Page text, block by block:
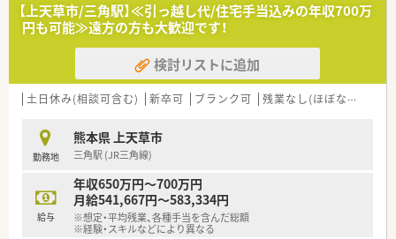
【法人特徴について】
■創業100年以上の歴史を持つ大手の医薬品商社が運営母体と
なっているため安定した経営基盤を誇ります。
■現在は複数の店舗を経営しており今後もさらなる店舗展開を
予定している成長著しい薬局グループです。
■社員一人ひとりの働きやすさを最優先に考慮しながらこれか
【こんな取り組みをしています】
■地域の方々の健康を支えるため個人宅への在宅訪問を複数件
担当するなど在宅医療に力を入れています。
■母体である大手の医薬品商社が開発したオリジナル製品の紹
介や店頭でのOTC販売を積極的に行っています。
■スタッフの知識向上を目的とした勉強会を定期的に開催して
【上天草市/三角駅】≪引っ越し代/住宅手当込みの年収700万
円も可能≫遠方の方も大歓迎です！
検討リストに追加
土日休み(相談可含む) 新卒可 ブランク可 残業なし(ほぼなし含む)
勤務地
熊本県 上天草市
三角駅 (JR三角線)
給与
年収650万円～700万円
月給541,667円～583,334円
※想定・平均残業、各種手当を含んだ総額
※経験・スキルなどにより異なる